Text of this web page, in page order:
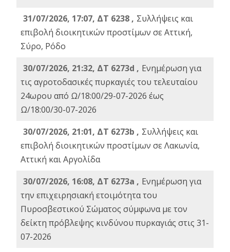
31/07/2026, 17:07, ΔΤ 6238 , Συλλήψεις και
επιβολή διοικητικών προστίμων σε Αττική,
Σύρο, Ρόδο
30/07/2026, 21:32, ΔΤ 6273d , Ενημέρωση για
τις αγροτοδασικές πυρκαγιές του τελευταίου
24ωρου από Ω/18:00/29-07-2026 έως
Ω/18:00/30-07-2026
30/07/2026, 21:01, ΔΤ 6273b , Συλλήψεις και
επιβολή διοικητικών προστίμων σε Λακωνία,
Αττική και Αργολίδα
30/07/2026, 16:08, ΔΤ 6273a , Ενημέρωση για
την επιχειρησιακή ετοιμότητα του
Πυροσβεστικού Σώματος σύμφωνα με τον
δείκτη πρόβλεψης κινδύνου πυρκαγιάς στις 31-
07-2026